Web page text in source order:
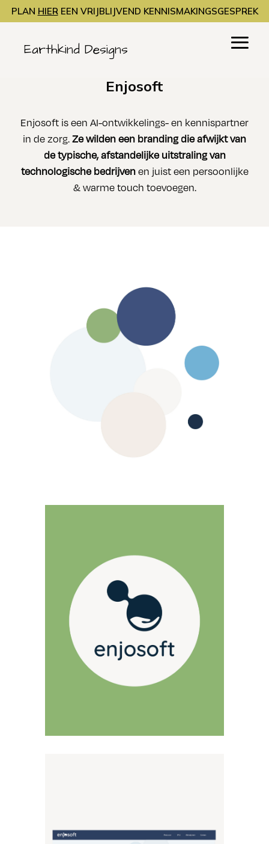
PLAN HIER EEN VRIJBLIJVEND KENNISMAKINGSGESPREK
Earthkind Designs
Enjosoft
Enjosoft is een AI-ontwikkelings- en kennispartner
in de zorg.Ze wilden een branding die afwijkt van
de typische, afstandelijke uitstraling van
technologische bedrijvenen juist een persoonlijke
& warme touch toevoegen.